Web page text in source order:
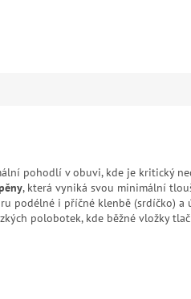
pohodlí v obuvi, kde je kritický
, která vyniká svou minimální
podélné i příčné klenbě (srdíčko) a
polobotek, kde běžné vložky